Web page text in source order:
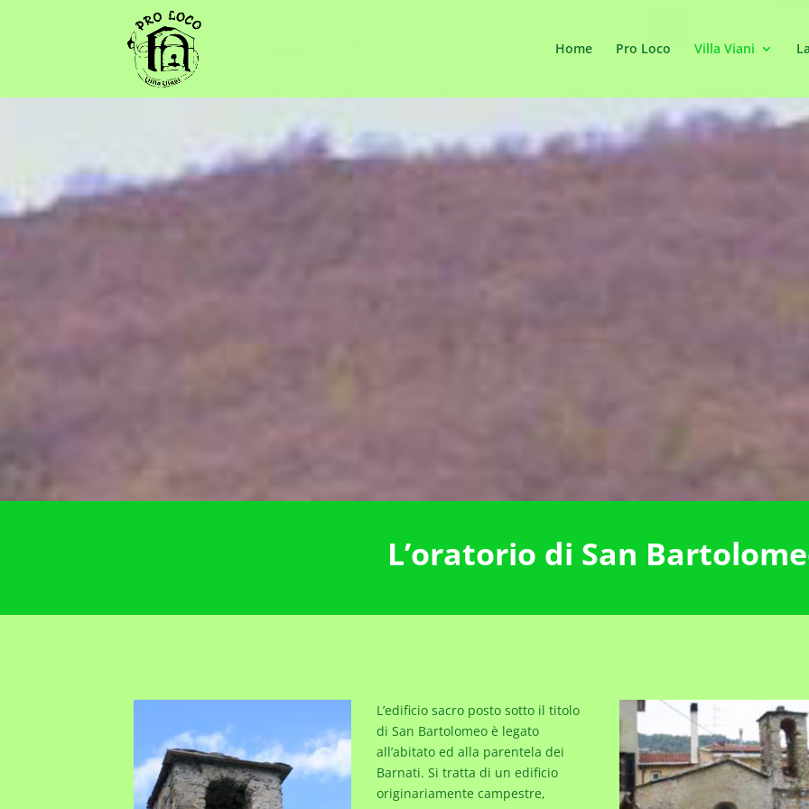
Home Pro Loco Villa Viani
L’oratorio di San
L’edificio sacro posto sotto il titolo
di San Bartolomeo è legato
all’abitato ed alla parentela dei
Barnati. Si tratta di un edificio
originariamente campestre,